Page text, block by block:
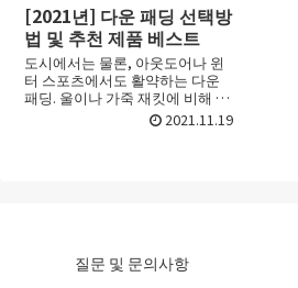
[2021년] 다운 패딩 선택방
법 및 추천 제품 베스트
도시에서는 물론, 아웃도어나 윈
터 스포츠에서도 활약하는 다운
패딩. 울이나 가죽 재킷에 비해 가
볍고 따뜻한 것이 특징으로 한 번
입으면 벗을 수 없을만큼 편리한
2021.11.19
질문 및 문의사항